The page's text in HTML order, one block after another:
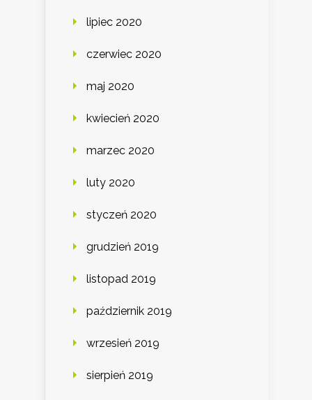
lipiec 2020
czerwiec 2020
maj 2020
kwiecień 2020
marzec 2020
luty 2020
styczeń 2020
grudzień 2019
listopad 2019
październik 2019
wrzesień 2019
sierpień 2019